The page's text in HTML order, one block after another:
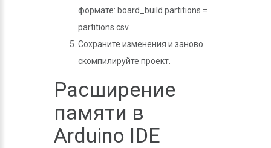
формате: board_build.partitions =
partitions.csv.
Сохраните изменения и заново
скомпилируйте проект.
Расширение
памяти в
Arduino IDE